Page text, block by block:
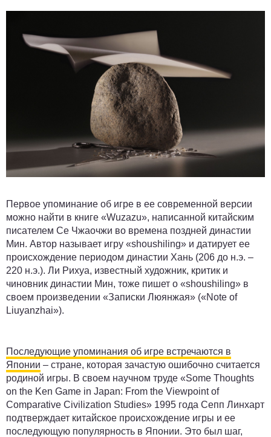
Первое упоминание об игре в ее современной версии
можно найти в книге «Wuzazu», написанной китайским
писателем Се Чжаочжи во времена поздней династии
Мин. Автор называет игру «shoushiling» и датирует ее
происхождение периодом династии Хань (206 до н.э. –
220 н.э.). Ли Рихуа, известный художник, критик и
чиновник династии Мин, тоже пишет о «shoushiling» в
своем произведении «Записки Люянжая» («Note of
Liuyanzhai»).
Последующие упоминания об игре встречаются в
Японии – стране, которая зачастую ошибочно считается
родиной игры. В своем научном труде «Some Thoughts
on the Ken Game in Japan: From the Viewpoint of
Comparative Civilization Studies» 1995 года Сепп Линхарт
подтверждает китайское происхождение игры и ее
последующую популярность в Японии. Это был шаг,